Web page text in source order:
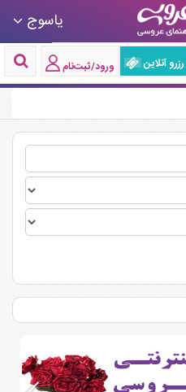
یاسوج
رزرو آنلاین ورود/ثبت‌نام